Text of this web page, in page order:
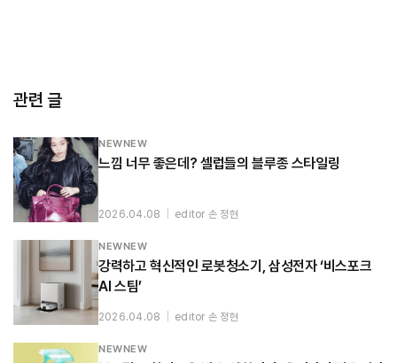
관련 글
NEWNEW
느낌 너무 좋은데? 셀럽들의 블루종 스타일링
2026.04.08 editor 손 정현
NEWNEW
강력하고 혁신적인 로봇청소기, 삼성전자 ‘비스포크
AI 스팀’
2026.04.08 editor 손 정현
NEWNEW